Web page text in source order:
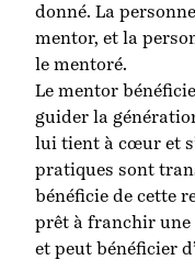
donné. La
mentor, et la
le mentoré.
Le mentor
guider la
lui tient à cœur et
pratiques sont
bénéficie de cette
prêt à franchir une
et peut bénéficier